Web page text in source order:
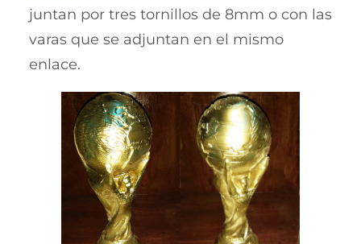
juntan por tres tornillos de 8mm o con las
varas que se adjuntan en el mismo
enlace.